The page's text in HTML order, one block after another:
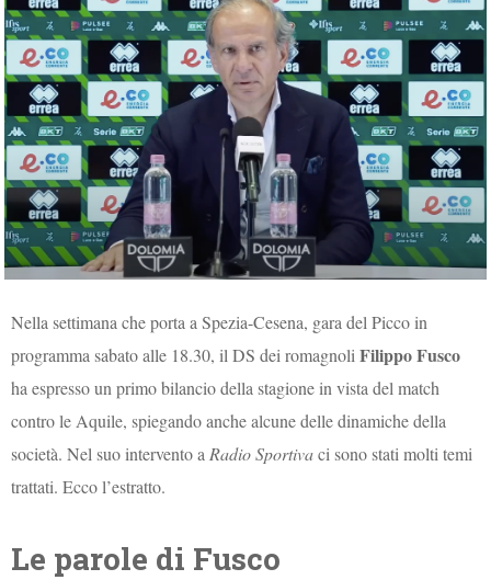
Nella settimana che porta a Spezia-Cesena, gara del Picco in
programma sabato alle 18.30, il DS dei romagnoliFilippo Fusco
ha espresso un primo bilancio della stagione in vista del match
contro le Aquile, spiegando anche alcune delle dinamiche della
società. Nel suo intervento a Radio Sportivaci sono stati molti temi
trattati. Ecco l’estratto.
Le parole di Fusco